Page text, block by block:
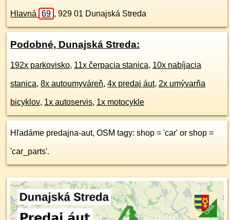
Hlavná 69 , 929 01 Dunajská Streda
Podobné, Dunajská Streda:
192x parkovisko, 11x čerpacia stanica, 10x nabíjacia
stanica, 8x autoumyváreň, 4x predaj áut, 2x umývarňa
bicyklov, 1x autoservis, 1x motocykle
Hľadáme predajna-aut, OSM tagy: shop = 'car' or shop =
'car_parts'.